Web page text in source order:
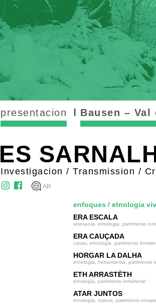
presentacion Bausen – Val
ES
Investigacion / Transmission /
AR
enfoques / etnologia
ERA ESCALA
artesania, etnologia, patrimonio
ERA CAUÇADA
casas, etnologia, patrimonio
HORGAR LA DALHA
etnologia, herramienta, patrimonio
ETH ARRASTÈTH
etnologia, patrimonio inmaterial
ATAR JUNTOS
etnologia, natura, patrimonio